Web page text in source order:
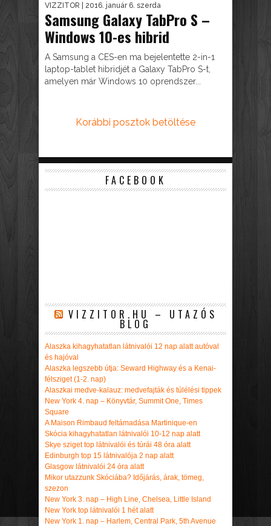
VIZZITOR | 2016. január 6. szerda
Samsung Galaxy TabPro S –
Windows 10-es hibrid
A Samsung a CES-en ma bejelentette 2-in-1
laptop-tablet hibridjét a Galaxy TabPro S-t,
amelyen már Windows 10 oprendszer...
Korábbi posztok betöltése
FACEBOOK
VIZZITOR.HU – UTAZÓS
BLOG
Alaszka kihagyhatatlan látnivalói 12 nap alatt autóval
és hajóval
Alaszka legszebb útja: Seward Highway és a Kenai-
félsziget (1-2. nap)
Alaszkai medve-kalauz: medvefajták és túlélési tippek
New York 4. nap – Könyvtár, Summit One, Times
Square
A Maison Rimbaud feltámadása Martinique-en
Skócia kihagyhatatlan látnivalói 10-12 nap alatt
Skye sziget top látnivalói és túrái 48 óra alatt
Edinburgh top 15 látnivalója 2 nap alatt
Glasgow látnivalói 24 óra alatt
Mikor utazzunk Skóciába? Időjárás, árak, tömeg,
szezon
New York 3. nap – High Line, Chelsea, Little Island
New York top látnivalói 1 hét alatt
New York 1. nap – Harlem, Central Park, 5th Avenue